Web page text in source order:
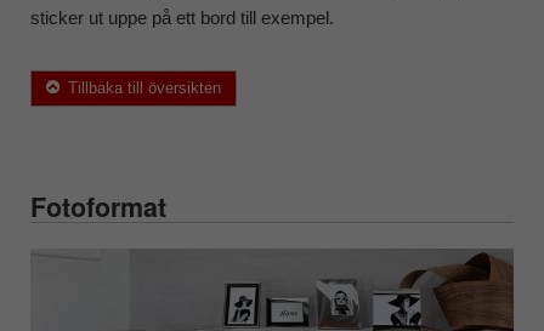
sticker ut uppe på ett bord till exempel.
Tillbaka till översikten
Fotoformat